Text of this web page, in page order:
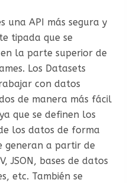
una API más segura y
tipada que se
la parte superior de
Los Datasets
con datos
de manera más fácil
que se definen los
los datos de forma
generan a partir de
JSON, bases de datos
etc. También se